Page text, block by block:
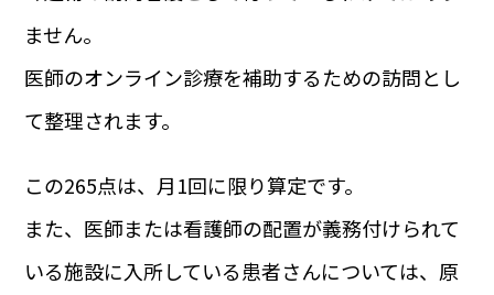
ません。
医師のオンライン診療を補助するための訪問とし
て整理されます。
この265点は、月1回に限り算定です。
また、医師または看護師の配置が義務付けられて
いる施設に入所している患者さんについては、原